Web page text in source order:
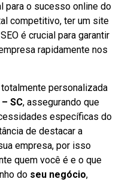
para o sucesso online do
competitivo, ter um site
é crucial para garantir
rapidamente nos
personalizada
SC, assegurando que
específicas do
de destacar a
empresa, por isso
quem você é e o que
do seu negócio,